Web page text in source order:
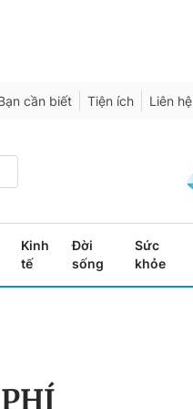
cần biết Tiện ích Liên hệ
Kinh
tế
Đời
sống
Sức
khỏe